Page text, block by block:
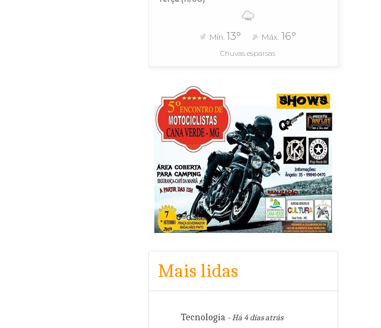
Mín. 13° Máx. 16°
Chuvas esparsas
Mais lidas
Tecnologia - Há 4 dias atrás